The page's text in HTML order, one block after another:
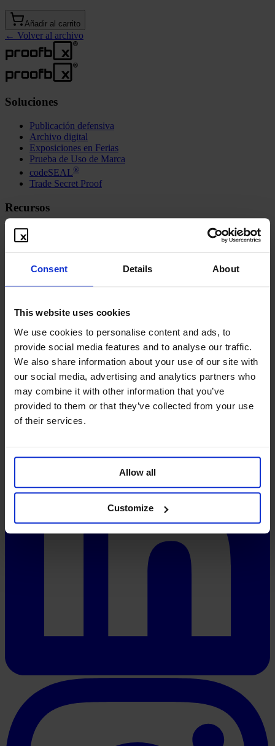
Consent Details About
This website uses cookies
We use cookies to personalise content and ads, to
provide social media features and to analyse our traffic.
We also share information about your use of our site with
our social media, advertising and analytics partners who
may combine it with other information that you’ve
provided to them or that they’ve collected from your use
of their services.
Allow all
Customize
Añadir al carrito
← Volver al archivo
Soluciones
Publicación defensiva
Archivo digital
Exposiciones en Ferias
Prueba de Uso de Marca
codeSEAL®
Trade Secret Proof
Recursos
Contacto
Blog
Sindicación
Aspectos técnicos
FAQ
Precios
System-Status
Redes sociales